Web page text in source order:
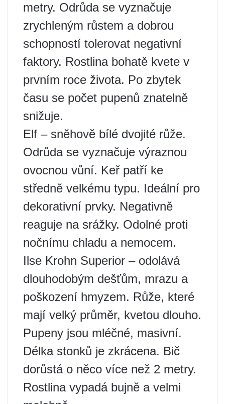
metry. Odrůda se vyznačuje
zrychleným růstem a dobrou
schopností tolerovat negativní
faktory. Rostlina bohatě kvete v
prvním roce života. Po zbytek
času se počet pupenů znatelně
snižuje.
Elf – sněhově bílé dvojité růže.
Odrůda se vyznačuje výraznou
ovocnou vůní. Keř patří ke
středně velkému typu. Ideální pro
dekorativní prvky. Negativně
reaguje na srážky. Odolné proti
nočnímu chladu a nemocem.
Ilse Krohn Superior – odolává
dlouhodobým dešťům, mrazu a
poškození hmyzem. Růže, které
mají velký průměr, kvetou dlouho.
Pupeny jsou mléčné, masivní.
Délka stonků je zkrácena. Bič
dorůstá o něco více než 2 metry.
Rostlina vypadá bujně a velmi